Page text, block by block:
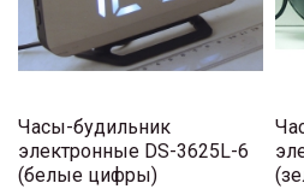
Часы-будильник
электронные DS-3625L-6
(белые цифры)